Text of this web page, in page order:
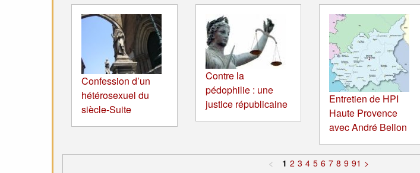
Confession d’un
hétérosexuel du
siècle-Suite
Contre la
pédophilie : une
justice républicaine
Entretien de HPI
Haute Provence
avec André Bellon
< 1 2 3 4 5 6 7 8 9 91 >